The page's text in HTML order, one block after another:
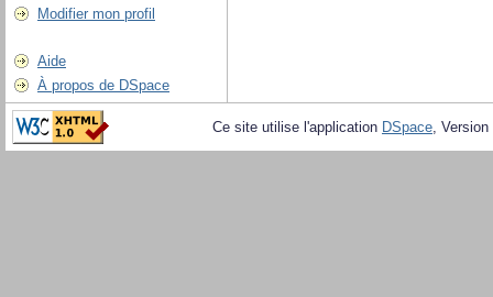
Modifier mon profil
Aide
À propos de DSpace
Ce site utilise l'application DSpace,